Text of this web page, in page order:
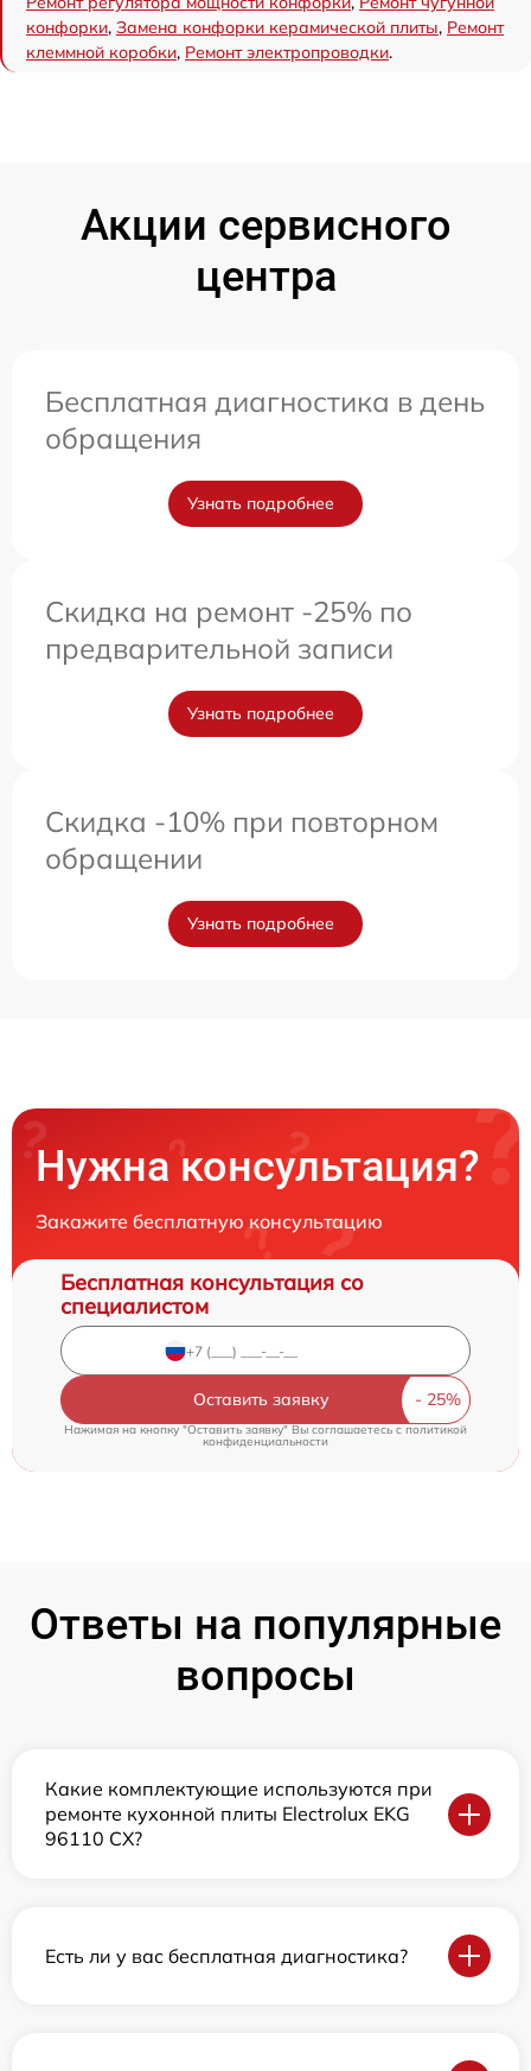
конфорки, Замена конфорки керамической плиты, Ремонт
клеммной коробки, Ремонт электропроводки.
Акции сервисного
центра
Бесплатная диагностика в день
обращения
Узнать подробнее
Скидка на ремонт -25% по
предварительной записи
Узнать подробнее
Скидка -10% при повторном
обращении
Узнать подробнее
Нужна консультация?
Закажите бесплатную консультацию
Бесплатная консультация со
специалистом
Оставить заявку
Нажимая на кнопку "Оставить заявку" Вы соглашаетесь cполитикой
конфиденциальности
Ответы на популярные
вопросы
Какие комплектующие используются при
ремонте кухонной плиты Electrolux EKG
96110 CX?
Есть ли у вас бесплатная диагностика?